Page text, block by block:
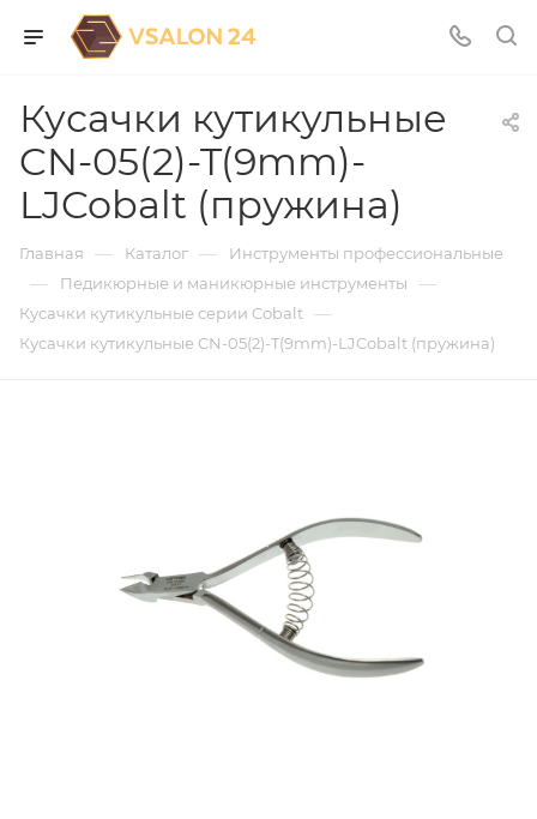
Кусачки кутикульные
CN-05(2)-T(9mm)-
LJCobalt (пружина)
Главная — Каталог — Инструменты профессиональные
— Педикюрные и маникюрные инструменты —
Кусачки кутикульные серии Cobalt —
Кусачки кутикульные CN-05(2)-T(9mm)-LJCobalt (пружина)